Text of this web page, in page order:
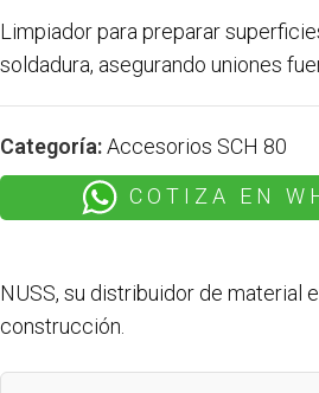
Limpiador para preparar
soldadura, asegurando uniones
Categoría:Accesorios SCH 80
COTIZA EN
NUSS, su distribuidor de material
construcción.